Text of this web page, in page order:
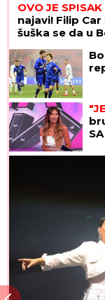
OVO JE
najavi! Filip
šuška se da u